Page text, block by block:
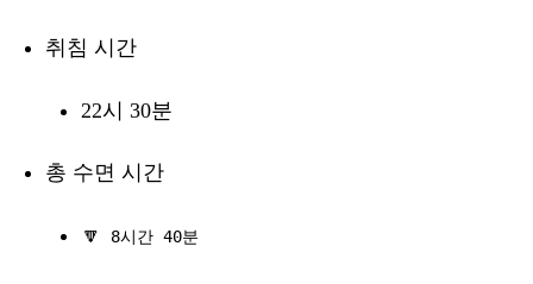
취침 시간
22시 30분
총 수면 시간
🔽 8시간 40분